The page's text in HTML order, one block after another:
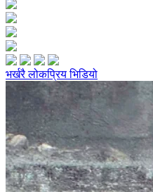
भर्खरैलोकप्रियभिडियो